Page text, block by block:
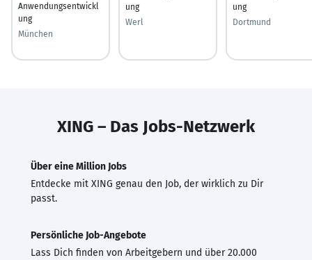
Anwendungsentwickl
ung
München
ung
Werl
ung
Dortmund
XING – Das Jobs-Netzwerk
Über eine Million Jobs
Entdecke mit XING genau den Job, der wirklich zu Dir
passt.
Persönliche Job-Angebote
Lass Dich finden von Arbeitgebern und über 20.000